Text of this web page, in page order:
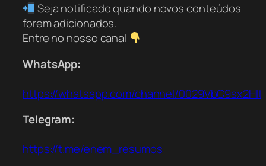
Seja notificado quando novos conteúdos
forem adicionados.
Entre no nosso canal
WhatsApp:
https://whatsapp.com/channel/
Telegram:
https://t.me/enem_resumos